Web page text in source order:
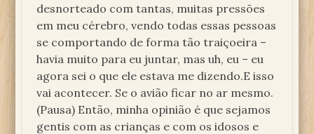
desnorteado com tantas, muitas pressões
em meu cérebro, vendo todas essas pessoas
se comportando de forma tão traiçoeira –
havia muito para eu juntar, mas uh, eu – eu
agora sei o que ele estava me dizendo.E isso
vai acontecer. Se o avião ficar no ar mesmo.
(Pausa) Então, minha opinião é que sejamos
gentis com as crianças e com os idosos e